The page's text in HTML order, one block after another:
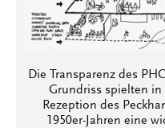
Die Transparenz des
Grundriss spielten
Rezeption des
1950er-Jahren eine